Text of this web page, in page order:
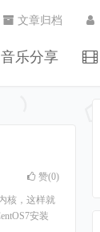
音乐分享
文章归档
赞(0)
核，这样就
安装